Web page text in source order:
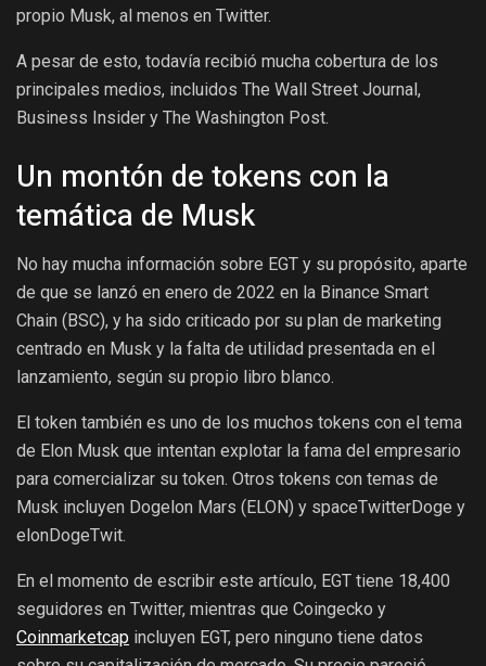
propio Musk, al menos en Twitter.
A pesar de esto, todavía recibió mucha cobertura de los
principales medios, incluidos The Wall Street Journal,
Business Insider y The Washington Post.
Un montón de tokens con la
temática de Musk
No hay mucha información sobre EGT y su propósito, aparte
de que se lanzó en enero de 2022 en la Binance Smart
Chain (BSC), y ha sido criticado por su plan de marketing
centrado en Musk y la falta de utilidad presentada en el
lanzamiento, según su propio libro blanco.
El token también es uno de los muchos tokens con el tema
de Elon Musk que intentan explotar la fama del empresario
para comercializar su token. Otros tokens con temas de
Musk incluyen Dogelon Mars (ELON) y spaceTwitterDoge y
elonDogeTwit.
En el momento de escribir este artículo, EGT tiene 18,400
seguidores en Twitter, mientras que Coingecko y
Coinmarketcap incluyen EGT, pero ninguno tiene datos